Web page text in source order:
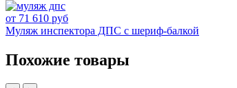
от 71 610 руб
Муляж инспектора ДПС с шериф-балкой
Похожие товары